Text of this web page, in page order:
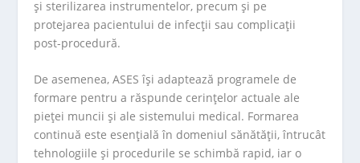
și sterilizarea instrumentelor, precum și pe
protejarea pacientului de infecții sau complicații
post-procedură.
De asemenea, ASES își adaptează programele de
formare pentru a răspunde cerințelor actuale ale
pieței muncii și ale sistemului medical. Formarea
continuă este esențială în domeniul sănătății, întrucât
tehnologiile și procedurile se schimbă rapid, iar o